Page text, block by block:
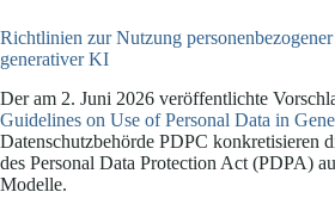
Richtlinien zur Nutzung
generativer KI
Der am 2. Juni 2026 veröffentlichte
Guidelines on Use of Personal Data in
Datenschutzbehörde PDPC konkretisieren
des Personal Data Protection Act (PDPA)
Modelle.